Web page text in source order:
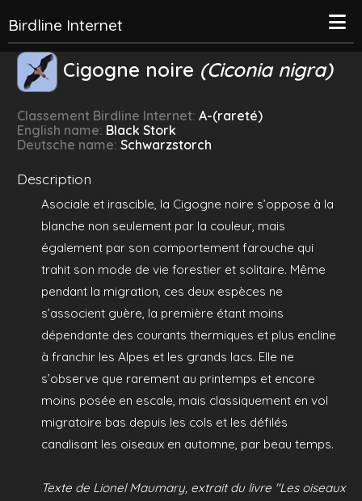
Birdline Internet
Cigogne noire (Ciconia nigra)
Classement Birdline Internet: A-(rareté)
English name: Black Stork
Deutsche name: Schwarzstorch
Description
Asociale et irascible, la Cigogne noire s’oppose à la
blanche non seulement par la couleur, mais
également par son comportement farouche qui
trahit son mode de vie forestier et solitaire. Même
pendant la migration, ces deux espèces ne
s’associent guère, la première étant moins
dépendante des courants thermiques et plus encline
à franchir les Alpes et les grands lacs. Elle ne
s’observe que rarement au printemps et encore
moins posée en escale, mais classiquement en vol
migratoire bas depuis les cols et les défilés
canalisant les oiseaux en automne, par beau temps.
Texte de Lionel Maumary, extrait du livre "Les oiseaux